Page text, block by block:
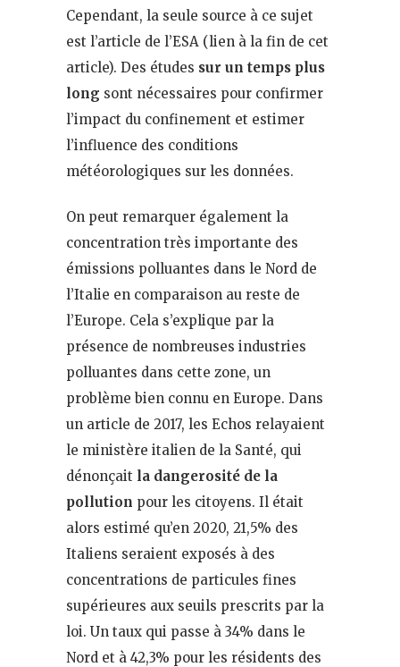
Cependant, la seule source à ce sujet
est l’article de l’ESA (lien à la fin de cet
article). Des études sur un temps plus
long sont nécessaires pour confirmer
l’impact du confinement et estimer
l’influence des conditions
météorologiques sur les données.
On peut remarquer également la
concentration très importante des
émissions polluantes dans le Nord de
l’Italie en comparaison au reste de
l’Europe. Cela s’explique par la
présence de nombreuses industries
polluantes dans cette zone, un
problème bien connu en Europe. Dans
un article de 2017, les Echos relayaient
le ministère italien de la Santé, qui
dénonçait la dangerosité de la
pollution pour les citoyens. Il était
alors estimé qu’en 2020, 21,5% des
Italiens seraient exposés à des
concentrations de particules fines
supérieures aux seuils prescrits par la
loi. Un taux qui passe à 34% dans le
Nord et à 42,3% pour les résidents des